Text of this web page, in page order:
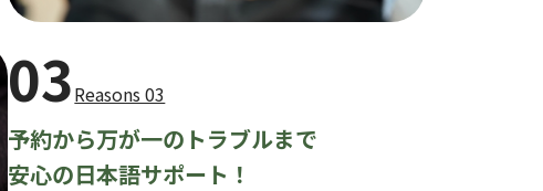
03Reasons 03
予約から万が一のトラブルまで
安心の日本語サポート！